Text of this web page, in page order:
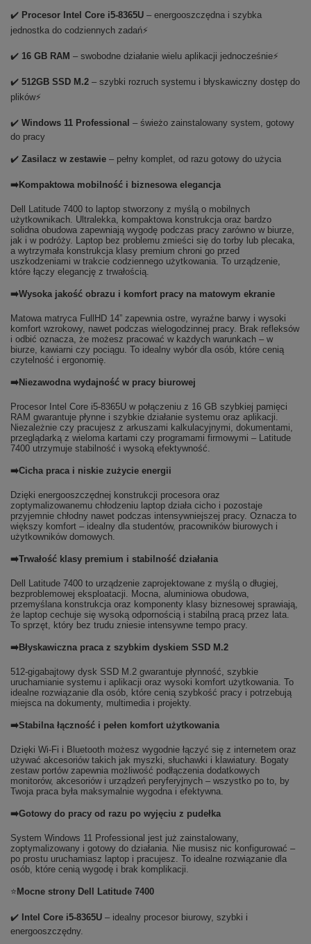
✔️ Procesor Intel Core i5-8365U – energooszczędna i szybka
jednostka do codziennych zadań⚡
✔️ 16 GB RAM – swobodne działanie wielu aplikacji jednocześnie⚡
✔️ 512GB SSD M.2 – szybki rozruch systemu i błyskawiczny dostęp do
plików⚡
✔️ Windows 11 Professional – świeżo zainstalowany system, gotowy
do pracy
✔️ Zasilacz w zestawie – pełny komplet, od razu gotowy do użycia
➡️Kompaktowa mobilność i biznesowa elegancja
Dell Latitude 7400 to laptop stworzony z myślą o mobilnych
użytkownikach. Ultralekka, kompaktowa konstrukcja oraz bardzo
solidna obudowa zapewniają wygodę podczas pracy zarówno w biurze,
jak i w podróży. Laptop bez problemu zmieści się do torby lub plecaka,
a wytrzymała konstrukcja klasy premium chroni go przed
uszkodzeniami w trakcie codziennego użytkowania. To urządzenie,
które łączy elegancję z trwałością.
➡️Wysoka jakość obrazu i komfort pracy na matowym ekranie
Matowa matryca FullHD 14” zapewnia ostre, wyraźne barwy i wysoki
komfort wzrokowy, nawet podczas wielogodzinnej pracy. Brak refleksów
i odbić oznacza, że możesz pracować w każdych warunkach – w
biurze, kawiarni czy pociągu. To idealny wybór dla osób, które cenią
czytelność i ergonomię.
➡️Niezawodna wydajność w pracy biurowej
Procesor Intel Core i5-8365U w połączeniu z 16 GB szybkiej pamięci
RAM gwarantuje płynne i szybkie działanie systemu oraz aplikacji.
Niezależnie czy pracujesz z arkuszami kalkulacyjnymi, dokumentami,
przeglądarką z wieloma kartami czy programami firmowymi – Latitude
7400 utrzymuje stabilność i wysoką efektywność.
➡️Cicha praca i niskie zużycie energii
Dzięki energooszczędnej konstrukcji procesora oraz
zoptymalizowanemu chłodzeniu laptop działa cicho i pozostaje
przyjemnie chłodny nawet podczas intensywniejszej pracy. Oznacza to
większy komfort – idealny dla studentów, pracowników biurowych i
użytkowników domowych.
➡️Trwałość klasy premium i stabilność działania
Dell Latitude 7400 to urządzenie zaprojektowane z myślą o długiej,
bezproblemowej eksploatacji. Mocna, aluminiowa obudowa,
przemyślana konstrukcja oraz komponenty klasy biznesowej sprawiają,
że laptop cechuje się wysoką odpornością i stabilną pracą przez lata.
To sprzęt, który bez trudu zniesie intensywne tempo pracy.
➡️Błyskawiczna praca z szybkim dyskiem SSD M.2
512-gigabajtowy dysk SSD M.2 gwarantuje płynność, szybkie
uruchamianie systemu i aplikacji oraz wysoki komfort użytkowania. To
idealne rozwiązanie dla osób, które cenią szybkość pracy i potrzebują
miejsca na dokumenty, multimedia i projekty.
➡️Stabilna łączność i pełen komfort użytkowania
Dzięki Wi-Fi i Bluetooth możesz wygodnie łączyć się z internetem oraz
używać akcesoriów takich jak myszki, słuchawki i klawiatury. Bogaty
zestaw portów zapewnia możliwość podłączenia dodatkowych
monitorów, akcesoriów i urządzeń peryferyjnych – wszystko po to, by
Twoja praca była maksymalnie wygodna i efektywna.
➡️Gotowy do pracy od razu po wyjęciu z pudełka
System Windows 11 Professional jest już zainstalowany,
zoptymalizowany i gotowy do działania. Nie musisz nic konfigurować –
po prostu uruchamiasz laptop i pracujesz. To idealne rozwiązanie dla
osób, które cenią wygodę i brak komplikacji.
⭐ Mocne strony Dell Latitude 7400
✔️ Intel Core i5-8365U – idealny procesor biurowy, szybki i
energooszczędny.